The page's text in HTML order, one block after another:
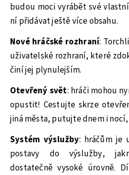
budou moci vyrábět své
ní přidávat ještě více obsahu.
Nové hráčské rozhraní:
uživatelské rozhraní, které
činí jej plynulejším.
Otevřený svět: hráči mohou
opustit! Cestujte skrze
jiná města, putujte dnem i
Systém výslužby: hráčům je
postavy do výslužby,
dostatečně vysoké úrovně.